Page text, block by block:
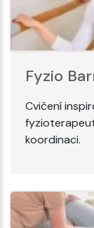
Fyzio
Cvičení
koordinaci.